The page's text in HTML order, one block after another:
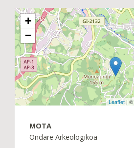
MOTA
Ondare Arkeologikoa
+
−
Leaflet| ©